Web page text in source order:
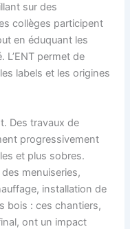
sur des
collèges participent
en éduquant les
L’ENT permet de
labels et les origines
Des travaux de
progressivement
et plus sobres.
menuiseries,
installation de
bois : ces chantiers,
ont un impact